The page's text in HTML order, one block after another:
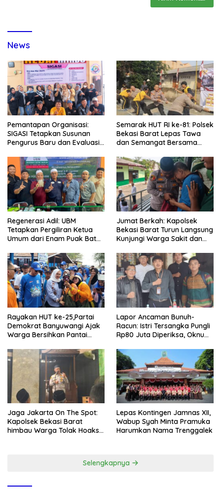
News
Pemantapan Organisasi:
SIGASI Tetapkan Susunan
Pengurus Baru dan Evaluasi
Semarak HUT RI ke-81: Polsek
Bekasi Barat Lepas Tawa
dan Semangat Bersama
Regenerasi Adil: UBM
Tetapkan Pergiliran Ketua
Umum dari Enam Puak Batak
Jumat Berkah: Kapolsek
Bekasi Barat Turun Langsung
Kunjungi Warga Sakit dan
Rayakan HUT ke-25,Partai
Demokrat Banyuwangi Ajak
Warga Bersihkan Pantai
Lapor Ancaman Bunuh-
Racun: Istri Tersangka Pungli
Rp80 Juta Diperiksa, Oknum
Disdagperin
Jaga Jakarta On The Spot:
Kapolsek Bekasi Barat
himbau Warga Tolak Hoaks
Lepas Kontingen Jamnas XII,
Wabup Syah Minta Pramuka
Harumkan Nama Trenggalek
Selengkapnya